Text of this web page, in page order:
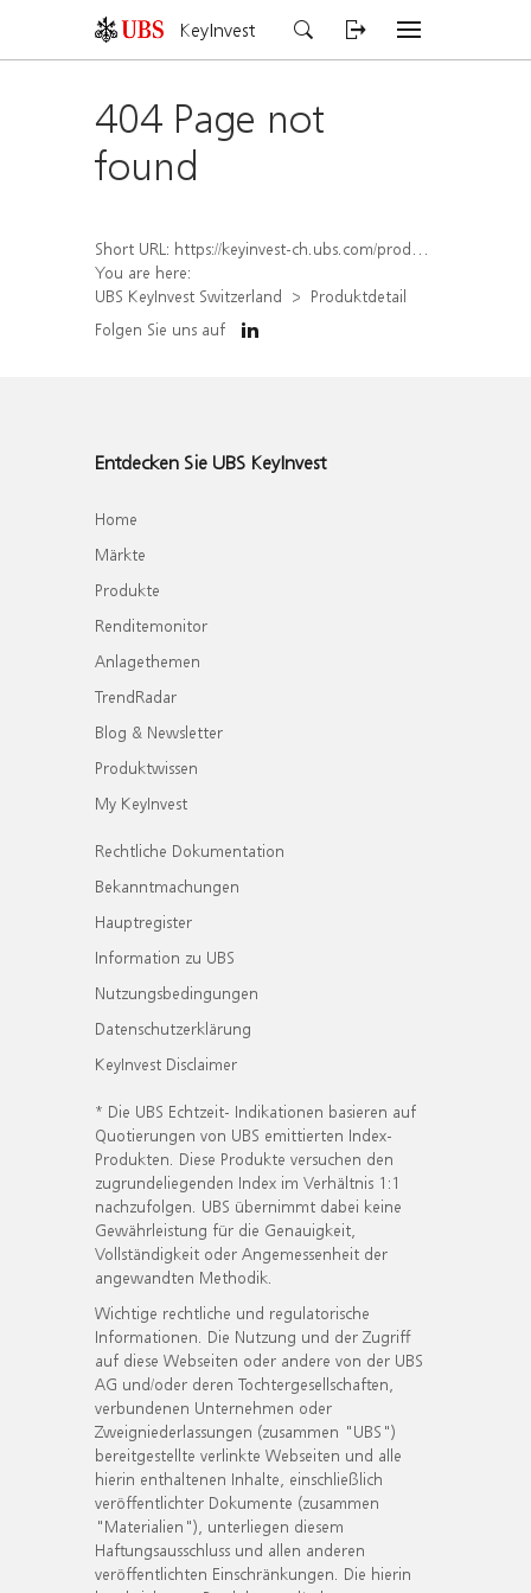
KeyInvest
404 Page not
found
Short URL: https://keyinvest-ch.ubs.com/produkt/detail/index/isin/CH1567425496
You are here:
UBS KeyInvest Switzerland
Produktdetail
Folgen Sie uns auf
Entdecken Sie UBS KeyInvest
Home
Märkte
Produkte
Renditemonitor
Anlagethemen
TrendRadar
Blog & Newsletter
Produktwissen
My KeyInvest
Rechtliche Dokumentation
Bekanntmachungen
Hauptregister
Information zu UBS
Nutzungsbedingungen
Datenschutzerklärung
KeyInvest Disclaimer
* Die UBS Echtzeit- Indikationen basieren auf
Quotierungen von UBS emittierten Index-
Produkten. Diese Produkte versuchen den
zugrundeliegenden Index im Verhältnis 1:1
nachzufolgen. UBS übernimmt dabei keine
Gewährleistung für die Genauigkeit,
Vollständigkeit oder Angemessenheit der
angewandten Methodik.
Wichtige rechtliche und regulatorische
Informationen. Die Nutzung und der Zugriff
auf diese Webseiten oder andere von der UBS
AG und/oder deren Tochtergesellschaften,
verbundenen Unternehmen oder
Zweigniederlassungen (zusammen "UBS")
bereitgestellte verlinkte Webseiten und alle
hierin enthaltenen Inhalte, einschließlich
veröffentlichter Dokumente (zusammen
"Materialien"), unterliegen diesem
Haftungsausschluss und allen anderen
veröffentlichten Einschränkungen. Die hierin